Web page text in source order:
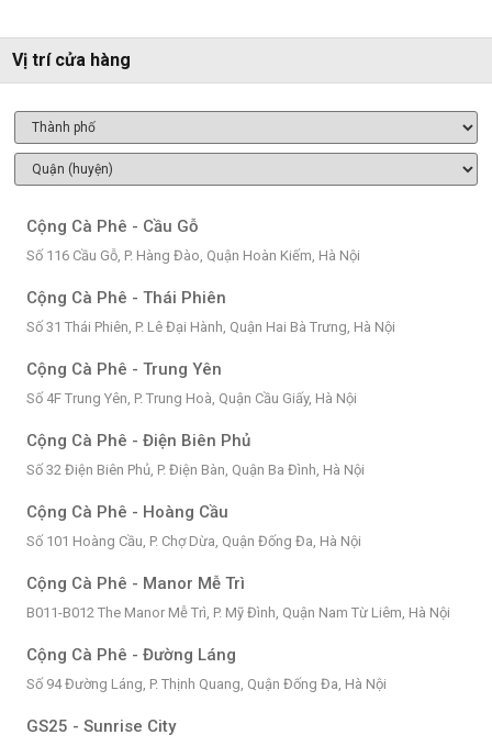
Vị trí cửa hàng
Cộng Cà Phê - Cầu Gỗ
Số 116 Cầu Gỗ, P. Hàng Đào, Quận Hoàn Kiếm, Hà Nội
Cộng Cà Phê - Thái Phiên
Số 31 Thái Phiên, P. Lê Đại Hành, Quận Hai Bà Trưng, Hà Nội
Cộng Cà Phê - Trung Yên
Số 4F Trung Yên, P. Trung Hoà, Quận Cầu Giấy, Hà Nội
Cộng Cà Phê - Điện Biên Phủ
Số 32 Điện Biên Phủ, P. Điện Bàn, Quận Ba Đình, Hà Nội
Cộng Cà Phê - Hoàng Cầu
Số 101 Hoàng Cầu, P. Chợ Dừa, Quận Đống Đa, Hà Nội
Cộng Cà Phê - Manor Mễ Trì
B011-B012 The Manor Mễ Trì, P. Mỹ Đình, Quận Nam Từ Liêm, Hà Nội
Cộng Cà Phê - Đường Láng
Số 94 Đường Láng, P. Thịnh Quang, Quận Đống Đa, Hà Nội
GS25 - Sunrise City